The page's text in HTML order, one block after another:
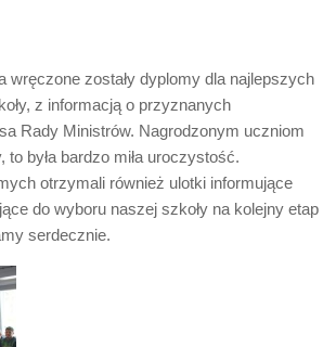
wręczone zostały dyplomy dla najlepszych
z informacją o przyznanych
Rady Ministrów. Nagrodzonym uczniom
to była bardzo miła uroczystość.
otrzymali również ulotki informujące
do wyboru naszej szkoły na kolejny etap
serdecznie.